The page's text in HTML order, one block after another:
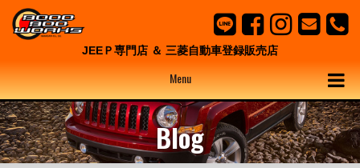
JEEＰ専門店 ＆ 三菱自動車登録販売店
Menu
Blog